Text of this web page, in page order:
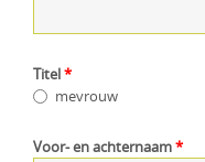
Titel*
mevrouw
Voor- en achternaam*